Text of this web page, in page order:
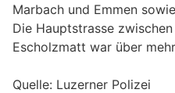
Marbach und Emmen
Die Hauptstrasse
Escholzmatt war über
Quelle: Luzerner Polizei